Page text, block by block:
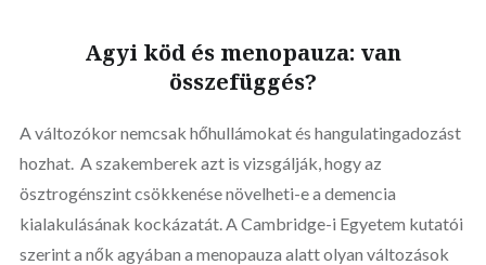
Agyi köd és menopauza: van
összefüggés?
A változókor nemcsak hőhullámokat és hangulatingadozást
hozhat. A szakemberek azt is vizsgálják, hogy az
ösztrogénszint csökkenése növelheti-e a demencia
kialakulásának kockázatát. A Cambridge-i Egyetem kutatói
szerint a nők agyában a menopauza alatt olyan változások